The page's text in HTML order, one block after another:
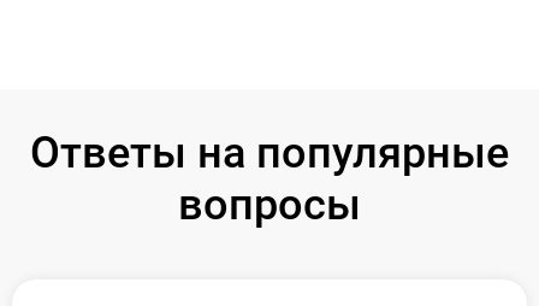
Ответы на популярные
вопросы